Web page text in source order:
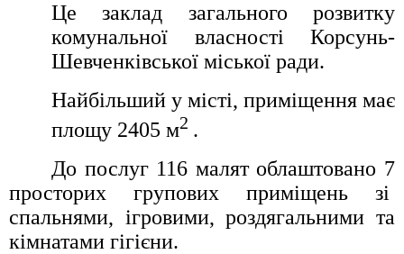
Це заклад загального розвитку
комунальної власності Корсунь-
Шевченківської міської ради.
Найбільший у місті, приміщення має
площу 2405 м2 .
До послуг 116 малятоблаштовано 7
просторих групових приміщень зі
спальнями, ігровими, роздягальними та
кімнатами гігієни.